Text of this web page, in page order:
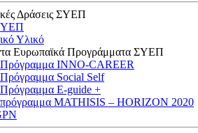
Δράσεις ΣΥΕΠ
Υλικό
Ευρωπαϊκά Προγράμματα ΣΥΕΠ
INNO-CAREER
Social Self
E-guide +
MATHISIS – HORIZON 2020